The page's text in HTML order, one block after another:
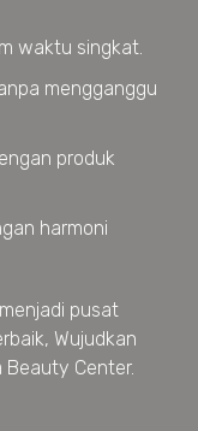
waktu singkat.
mengganggu
produk
harmoni
pusat
Wujudkan
Center.